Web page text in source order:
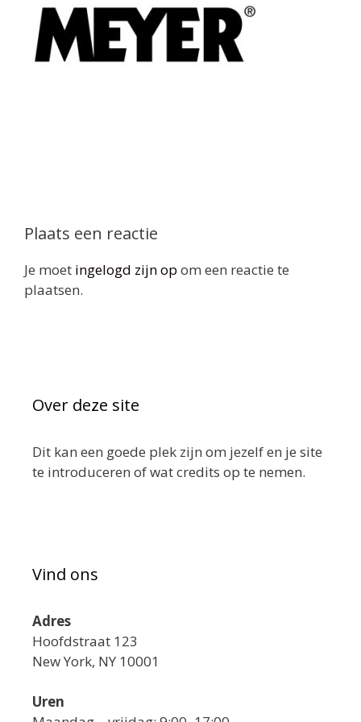
Plaats een reactie
Je moet ingelogd zijn op om een reactie te
plaatsen.
Over deze site
Dit kan een goede plek zijn om jezelf en je site
te introduceren of wat credits op te nemen.
Vind ons
Adres
Hoofdstraat 123
New York, NY 10001
Uren